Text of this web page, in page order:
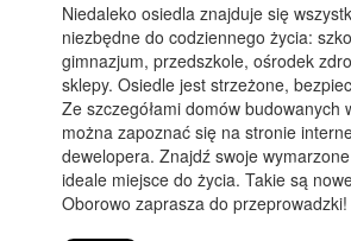
Niedaleko osiedla znajduje się
niezbędne do codziennego życia:
gimnazjum, przedszkole, ośrodek
sklepy. Osiedle jest strzeżone,
Ze szczegółami domów budowanych
można zapoznać się na stronie
dewelopera. Znajdź swoje
ideale miejsce do życia. Takie są
Oborowo zaprasza do przeprowadzki!